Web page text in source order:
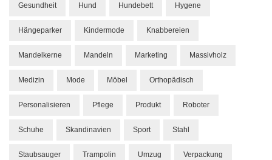
Gesundheit Hund Hundebett Hygene
Hängeparker Kindermode Knabbereien
Mandelkerne Mandeln Marketing Massivholz
Medizin Mode Möbel Orthopädisch
Personalisieren Pflege Produkt Roboter
Schuhe Skandinavien Sport Stahl
Staubsauger Trampolin Umzug Verpackung